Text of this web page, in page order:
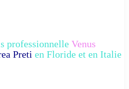
professionnelle Venus
Preti en Floride et en Italie